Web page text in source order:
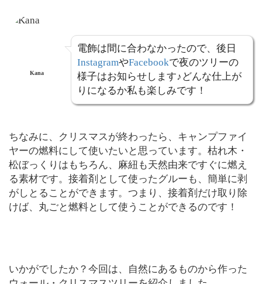
Kana
電飾は間に合わなかったので、後日
InstagramやFacebookで夜のツリーの
様子はお知らせします♪どんな仕上が
りになるか私も楽しみです！
ちなみに、クリスマスが終わったら、キャンプファイ
ヤーの燃料にして使いたいと思っています。枯れ木・
松ぼっくりはもちろん、麻紐も天然由来ですぐに燃え
る素材です。接着剤として使ったグルーも、簡単に剥
がしとることができます。つまり、接着剤だけ取り除
けば、丸ごと燃料として使うことができるのです！
いかがでしたか？今回は、自然にあるものから作った